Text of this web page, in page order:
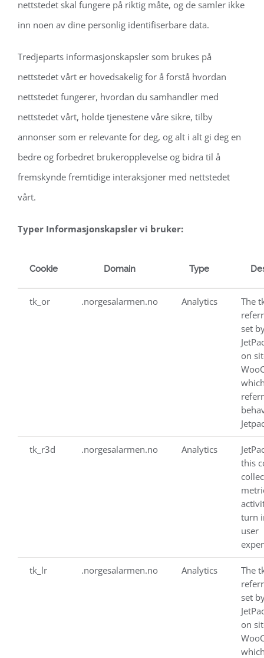
nettstedet skal fungere på riktig måte, og de samler ikke
inn noen av dine personlig identifiserbare data.
Tredjeparts informasjonskapsler som brukes på
nettstedet vårt er hovedsakelig for å forstå hvordan
nettstedet fungerer, hvordan du samhandler med
nettstedet vårt, holde tjenestene våre sikre, tilby
annonser som er relevante for deg, og alt i alt gi deg en
bedre og forbedret brukeropplevelse og bidra til å
fremskynde fremtidige interaksjoner med nettstedet
vårt.
Typer Informasjonskapsler vi bruker:
Cookie Domain Type
tk_or .norgesalarmen.no Analytics
The
set
on
tk_r3d .norgesalarmen.no Analytics
this
turn
user
tk_lr .norgesalarmen.no Analytics
The
set
on